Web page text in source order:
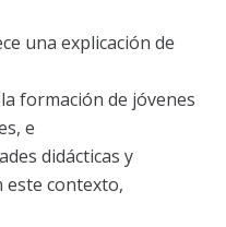
una explicación de
formación de jóvenes
e
didácticas y
este contexto,